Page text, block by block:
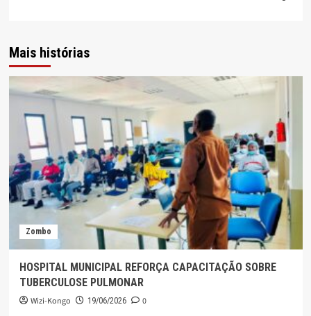
Mais histórias
Zombo
HOSPITAL MUNICIPAL REFORÇA CAPACITAÇÃO SOBRE
TUBERCULOSE PULMONAR
Wizi-Kongo 19/06/2026 0